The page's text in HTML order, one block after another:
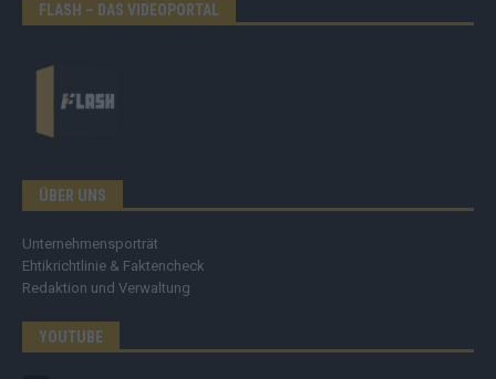
FLASH – DAS VIDEOPORTAL
ÜBER UNS
Unternehmensporträt
Ehtikrichtlinie & Faktencheck
Redaktion und Verwaltung
YOUTUBE